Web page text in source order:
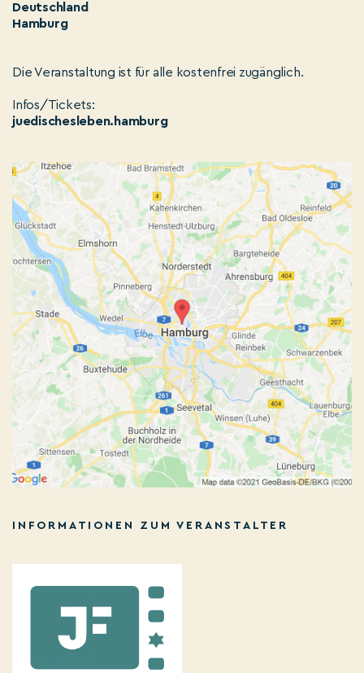
Deutschland
Hamburg
Die Veranstaltung ist für alle kostenfrei zugänglich.
Infos/Tickets:
juedischesleben.hamburg
INFORMATIONEN ZUM VERANSTALTER